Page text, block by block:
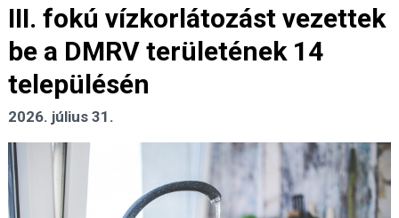
III. fokú vízkorlátozást vezettek
be a DMRV területének 14
településén
2026. július 31.